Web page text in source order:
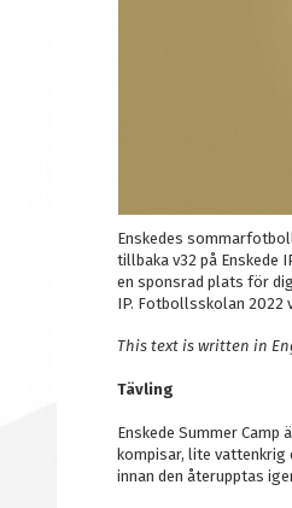
Enskedes
tillbaka v32 på Enskede
en sponsrad plats för
IP. Fotbollsskolan 2022
This text is written in
Tävling
Enskede Summer Camp
kompisar, lite
innan den återupptas